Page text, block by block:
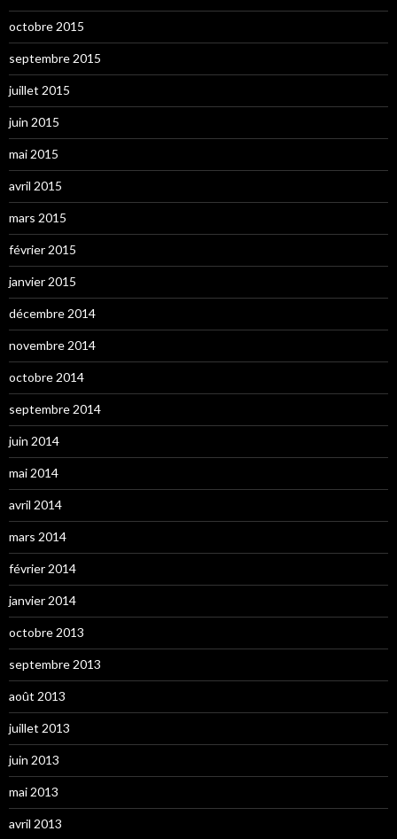
octobre 2015
septembre 2015
juillet 2015
juin 2015
mai 2015
avril 2015
mars 2015
février 2015
janvier 2015
décembre 2014
novembre 2014
octobre 2014
septembre 2014
juin 2014
mai 2014
avril 2014
mars 2014
février 2014
janvier 2014
octobre 2013
septembre 2013
août 2013
juillet 2013
juin 2013
mai 2013
avril 2013